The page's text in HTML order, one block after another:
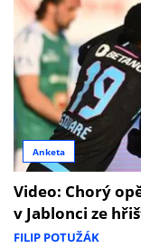
Anketa
Video: Chorý
v Jablonci ze
FILIP POTUŽÁK